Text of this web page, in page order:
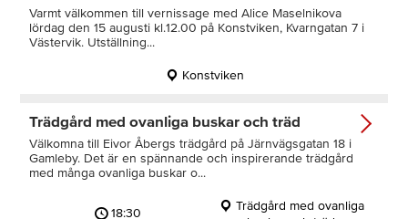
Konstviken
Varmt välkommen till vernissage med Alice Maselnikova
lördag den 15 augusti kl.12.00 på Konstviken, Kvarngatan 7 i
Västervik. Utställning...
18:30
Trädgård med ovanliga
Trädgård med ovanliga buskar och träd
Välkomna till Eivor Åbergs trädgård på Järnvägsgatan 18 i
Gamleby. Det är en spännande och inspirerande trädgård
med många ovanliga buskar o...